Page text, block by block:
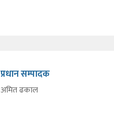
प्रधान सम्पादक
अमित ढकाल